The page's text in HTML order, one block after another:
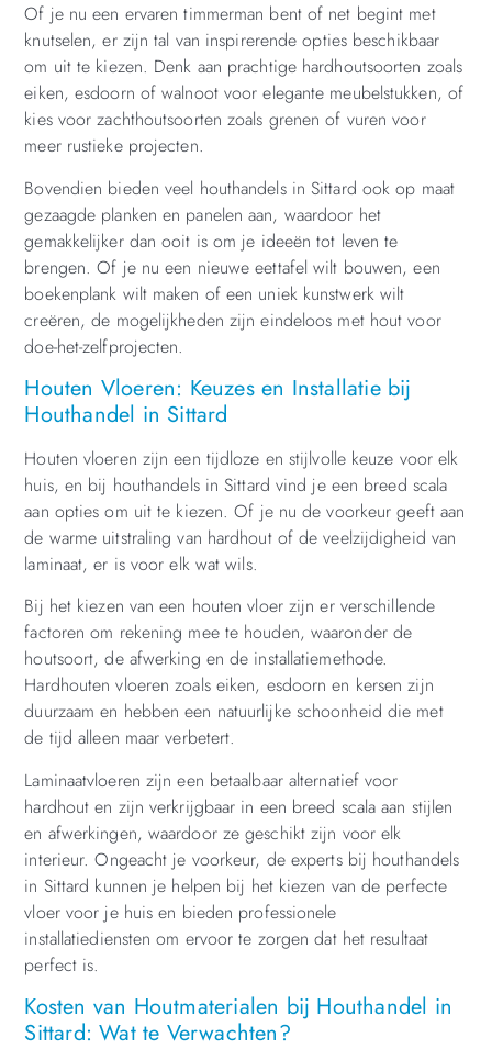
Of je nu een ervaren timmerman bent of net begint met
knutselen, er zijn tal van inspirerende opties beschikbaar
om uit te kiezen. Denk aan prachtige hardhoutsoorten zoals
eiken, esdoorn of walnoot voor elegante meubelstukken, of
kies voor zachthoutsoorten zoals grenen of vuren voor
meer rustieke projecten.
Bovendien bieden veel houthandels in Sittard ook op maat
gezaagde planken en panelen aan, waardoor het
gemakkelijker dan ooit is om je ideeën tot leven te
brengen. Of je nu een nieuwe eettafel wilt bouwen, een
boekenplank wilt maken of een uniek kunstwerk wilt
creëren, de mogelijkheden zijn eindeloos met hout voor
doe-het-zelfprojecten.
Houten Vloeren: Keuzes en Installatie bij
Houthandel in Sittard
Houten vloeren zijn een tijdloze en stijlvolle keuze voor elk
huis, en bij houthandels in Sittard vind je een breed scala
aan opties om uit te kiezen. Of je nu de voorkeur geeft aan
de warme uitstraling van hardhout of de veelzijdigheid van
laminaat, er is voor elk wat wils.
Bij het kiezen van een houten vloer zijn er verschillende
factoren om rekening mee te houden, waaronder de
houtsoort, de afwerking en de installatiemethode.
Hardhouten vloeren zoals eiken, esdoorn en kersen zijn
duurzaam en hebben een natuurlijke schoonheid die met
de tijd alleen maar verbetert.
Laminaatvloeren zijn een betaalbaar alternatief voor
hardhout en zijn verkrijgbaar in een breed scala aan stijlen
en afwerkingen, waardoor ze geschikt zijn voor elk
interieur. Ongeacht je voorkeur, de experts bij houthandels
in Sittard kunnen je helpen bij het kiezen van de perfecte
vloer voor je huis en bieden professionele
installatiediensten om ervoor te zorgen dat het resultaat
perfect is.
Kosten van Houtmaterialen bij Houthandel in
Sittard: Wat te Verwachten?